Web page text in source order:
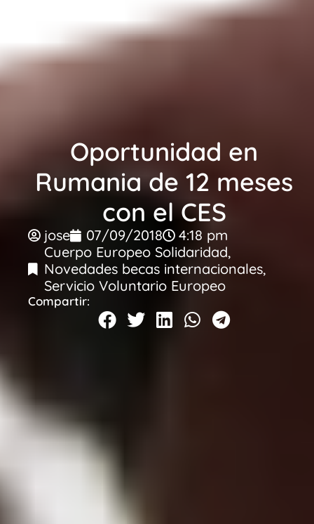
Oportunidad en
Rumania de 12 meses
con el CES
jose 07/09/2018
4:18 pm
Cuerpo Europeo Solidaridad,
Novedades becas internacionales,
Servicio Voluntario Europeo
Compartir: